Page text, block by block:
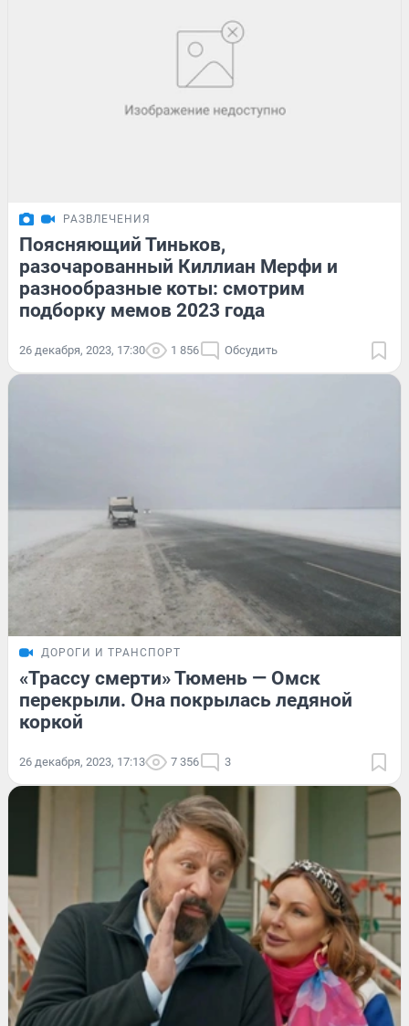
РАЗВЛЕЧЕНИЯ
Поясняющий Тиньков,
разочарованный Киллиан Мерфи и
разнообразные коты: смотрим
подборку мемов 2023 года
26 декабря, 2023, 17:30 1 856 Обсудить
ДОРОГИ И ТРАНСПОРТ
«Трассу смерти» Тюмень — Омск
перекрыли. Она покрылась ледяной
коркой
26 декабря, 2023, 17:13 7 356 3